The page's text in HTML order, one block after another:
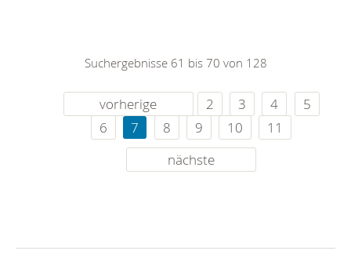
Suchergebnisse 61 bis 70 von 128
vorherige 2 3 4
5
6
7 8 9 10
11
nächste